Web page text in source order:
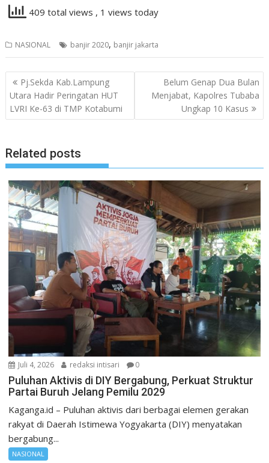
409 total views , 1 views today
NASIONAL banjir 2020, banjir jakarta
Navigasi
pos
Pj.Sekda Kab.Lampung
Utara Hadir Peringatan HUT
LVRI Ke-63 di TMP Kotabumi
Belum Genap Dua Bulan
Menjabat, Kapolres Tubaba
Ungkap 10 Kasus
Related posts
Juli 4, 2026 redaksi intisari 0
Puluhan Aktivis di DIY Bergabung, Perkuat Struktur
Partai Buruh Jelang Pemilu 2029
Kaganga.id – Puluhan aktivis dari berbagai elemen gerakan
rakyat di Daerah Istimewa Yogyakarta (DIY) menyatakan
bergabung...
NASIONAL